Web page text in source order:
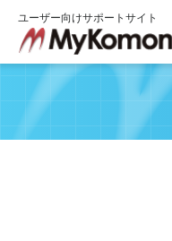
ユーザー向けサポートサイト